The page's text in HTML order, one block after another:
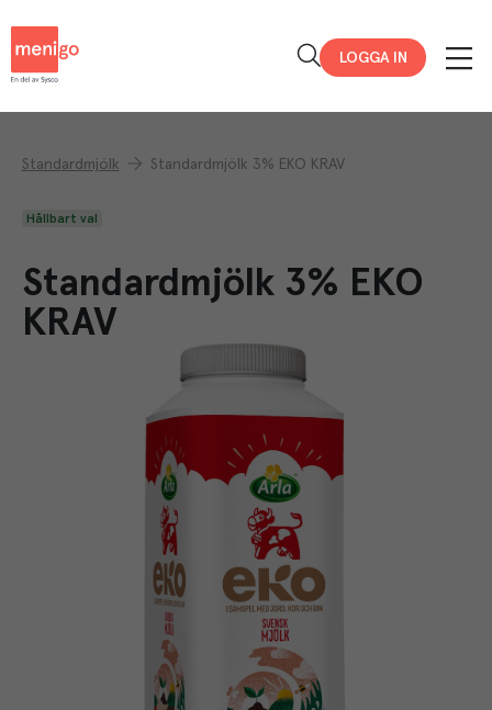
LOGGA IN
Standardmjölk Standardmjölk 3% EKO KRAV
Hållbart val
Standardmjölk 3% EKO
KRAV